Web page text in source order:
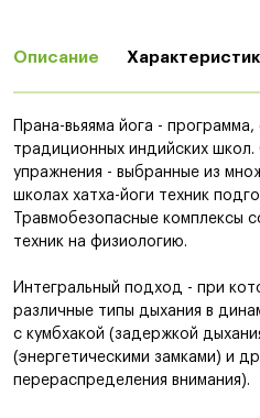
Описание
Прана-вьяяма йога -
традиционных индийских
упражнения - выбранные из
школах хатха-йоги техник
Травмобезопасные комплексы
техник на физиологию.
Интегральный подход - при
различные типы дыхания в
с кумбхакой (задержкой
(энергетическими замками) и
перераспределения внимания).